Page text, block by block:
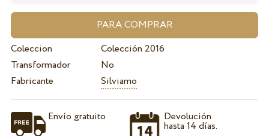
Coleccion
Colección 2016
Transformador
No
Fabricante
Silviamo
Envío gratuito Devolución
hasta 14 días.